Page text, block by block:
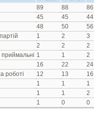
89 88
86
45 45
44
48 50
56
1 2
3
2 2
2
приймальні 1 1
2
16 22
24
роботі
12 13
16
1 1
1
1 1
2
1 0 0